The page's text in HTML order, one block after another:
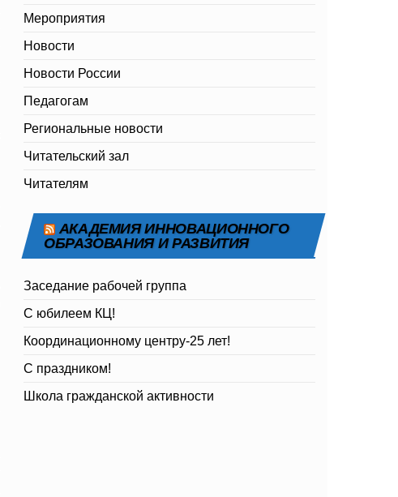
Мероприятия
Новости
Новости России
Педагогам
Региональные новости
Читательский зал
Читателям
АКАДЕМИЯ ИННОВАЦИОННОГО
ОБРАЗОВАНИЯ И РАЗВИТИЯ
Заседание рабочей группа
С юбилеем КЦ!
Координационному центру-25 лет!
С праздником!
Школа гражданской активности